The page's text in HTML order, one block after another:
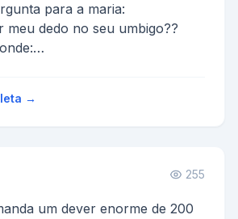
para a maria:
meu dedo no seu umbigo??
→
255
um dever enorme de 200